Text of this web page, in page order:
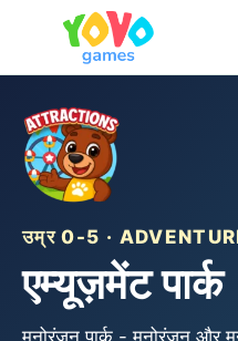
उम्र 0-5 ·
एम्यूज़मेंट पार्क
मनोरंजन पार्क - मनोरंजन और